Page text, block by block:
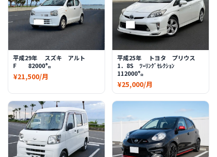
平成29年 スズキ アルト
F 82000㌔
¥21,500/月
平成25年 トヨタ プリウス
1．8S ﾂｰﾘﾝｸﾞｾﾚｸｼｮﾝ
112000㌔
¥25,000/月